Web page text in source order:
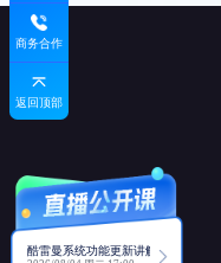
商务合作
返回顶部
酷雷曼系统功能更新讲解